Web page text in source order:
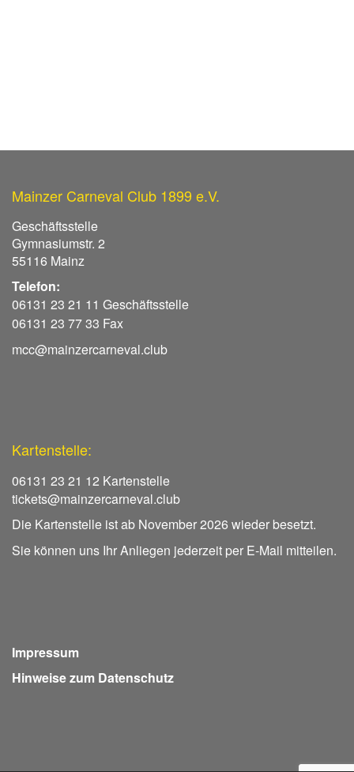
Mainzer Carneval Club 1899 e.V.
Geschäftsstelle
Gymnasiumstr. 2
55116 Mainz
Telefon:
06131 23 21 11 Geschäftsstelle
06131 23 77 33 Fax
mcc@mainzercarneval.club
Kartenstelle:
06131 23 21 12 Kartenstelle
tickets@mainzercarneval.club
Die Kartenstelle ist ab November 2026 wieder besetzt.
Sie können uns Ihr Anliegen jederzeit per E-Mail mitteilen.
Impressum
Hinweise zum Datenschutz